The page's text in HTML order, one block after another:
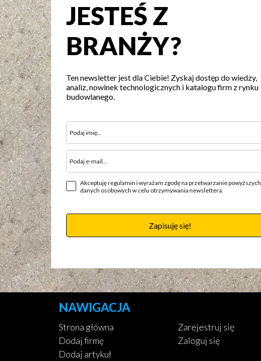
JESTEŚ Z
BRANŻY?
Ten newsletter jest dla Ciebie! Zyskaj dostęp do wiedzy,
analiz, nowinek technologicznych i katalogu firm z rynku
budowlanego.
Akceptuję regulamin i wyrażam zgodę na przetwarzanie powyższych
danych osobowych w celu otrzymywania newslettera.
Zapisuję się!
NAWIGACJA
Strona główna
Dodaj firmę
Dodaj artykuł
Zarejestruj się
Zaloguj się